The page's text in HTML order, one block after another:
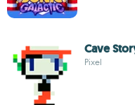
Cave
Pixel